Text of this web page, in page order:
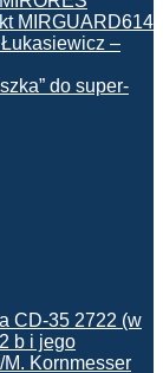
MIRGUARD614
do super-